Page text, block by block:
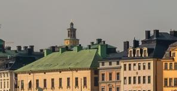
SCEGLI LE DATE
AGOSTO
FERRAGOSTO
I TUOI INTERESSI?
DI NATALE